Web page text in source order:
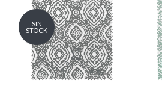
SIN
STOCK